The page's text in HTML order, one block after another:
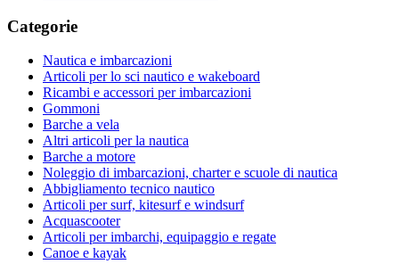
Categorie
Nautica e imbarcazioni
Articoli per lo sci nautico e wakeboard
Ricambi e accessori per imbarcazioni
Gommoni
Barche a vela
Altri articoli per la nautica
Barche a motore
Noleggio di imbarcazioni, charter e scuole di nautica
Abbigliamento tecnico nautico
Articoli per surf, kitesurf e windsurf
Acquascooter
Articoli per imbarchi, equipaggio e regate
Canoe e kayak